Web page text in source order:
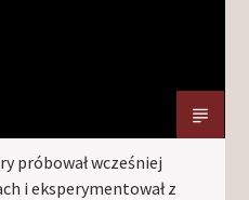
próbował wcześniej
i eksperymentował z